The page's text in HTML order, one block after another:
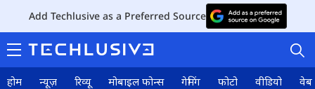
Add Techlusive as a Preferred Source
होम न्यूज़ रिव्यू मोबाइल फोन्स गेमिंग फोटो वीडियो वेब